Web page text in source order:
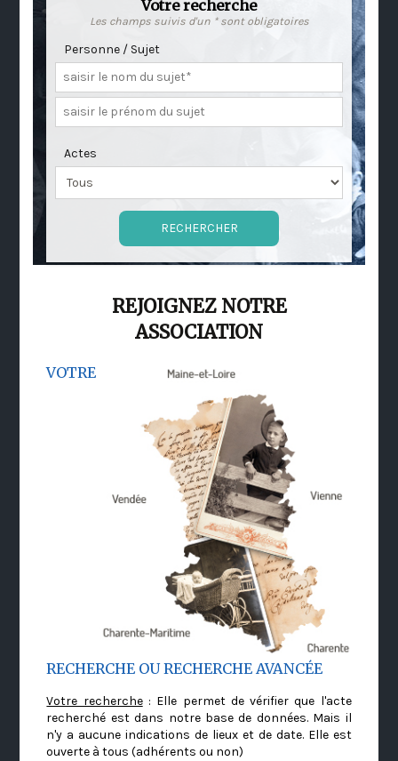
Votre recherche
Les champs suivis d'un * sont obligatoires
Personne / Sujet
Actes
REJOIGNEZ NOTRE
ASSOCIATION
VOTRE
RECHERCHE OU RECHERCHE AVANCÉE
Votre recherche: Elle permet de vérifier que l'acte
recherché est dans notre base de données. Mais il
n'y a aucune indications de lieux et de date. Elle est
ouverte à tous (adhérents ou non)